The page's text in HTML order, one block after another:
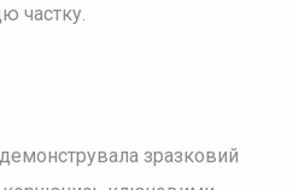
частку.
зразковий